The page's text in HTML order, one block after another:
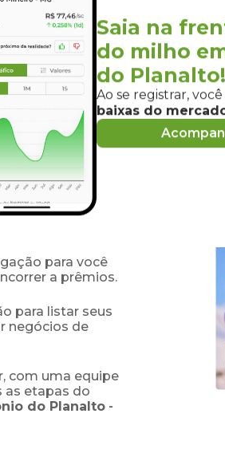
na região da sua cidade, visite
em Santo
de
do milho
sobre
e vender
para você
a prêmios.
para listar seus
negócios de
com uma equipe
as etapas do
do Planalto -
Saia na
do milho
do Planalto!
Ao se registrar,
baixas do